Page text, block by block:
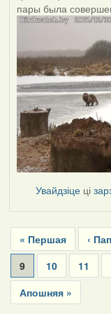
пары была
Увайдзіце ці
Pagination
First
page
« Першая
page
‹
Current
page
9 Page
10 Page
11
Last
page
Апошняя »